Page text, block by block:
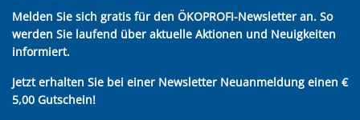
Melden Sie sich gratis für den ÖKOPROFI-Newsletter an. So
werden Sie laufend über aktuelle Aktionen und Neuigkeiten
informiert.
Jetzt erhalten Sie bei einer Newsletter Neuanmeldung einen €
5,00 Gutschein!